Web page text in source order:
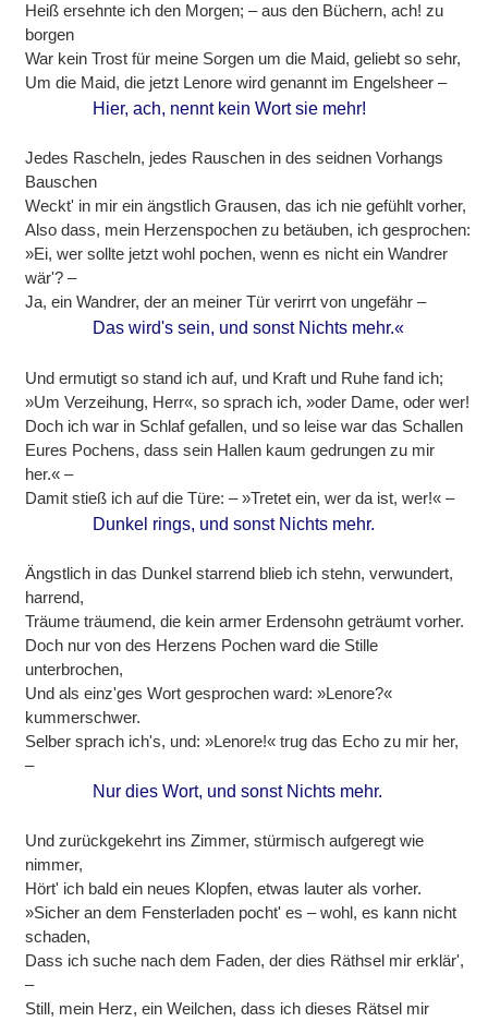
Heiß ersehnte ich den Morgen; – aus den Büchern, ach! zu
borgen
War kein Trost für meine Sorgen um die Maid, geliebt so sehr,
Um die Maid, die jetzt Lenore wird genannt im Engelsheer –
Hier, ach, nennt kein Wort sie mehr!
Jedes Rascheln, jedes Rauschen in des seidnen Vorhangs
Bauschen
Weckt' in mir ein ängstlich Grausen, das ich nie gefühlt vorher,
Also dass, mein Herzenspochen zu betäuben, ich gesprochen:
»Ei, wer sollte jetzt wohl pochen, wenn es nicht ein Wandrer
wär'? –
Ja, ein Wandrer, der an meiner Tür verirrt von ungefähr –
Das wird's sein, und sonst Nichts mehr.«
Und ermutigt so stand ich auf, und Kraft und Ruhe fand ich;
»Um Verzeihung, Herr«, so sprach ich, »oder Dame, oder wer!
Doch ich war in Schlaf gefallen, und so leise war das Schallen
Eures Pochens, dass sein Hallen kaum gedrungen zu mir
her.« –
Damit stieß ich auf die Türe: – »Tretet ein, wer da ist, wer!« –
Dunkel rings, und sonst Nichts mehr.
Ängstlich in das Dunkel starrend blieb ich stehn, verwundert,
harrend,
Träume träumend, die kein armer Erdensohn geträumt vorher.
Doch nur von des Herzens Pochen ward die Stille
unterbrochen,
Und als einz'ges Wort gesprochen ward: »Lenore?«
kummerschwer.
Selber sprach ich's, und: »Lenore!« trug das Echo zu mir her,
–
Nur dies Wort, und sonst Nichts mehr.
Und zurückgekehrt ins Zimmer, stürmisch aufgeregt wie
nimmer,
Hört' ich bald ein neues Klopfen, etwas lauter als vorher.
»Sicher an dem Fensterladen pocht' es – wohl, es kann nicht
schaden,
Dass ich suche nach dem Faden, der dies Räthsel mir erklär',
–
Still, mein Herz, ein Weilchen, dass ich dieses Rätsel mir